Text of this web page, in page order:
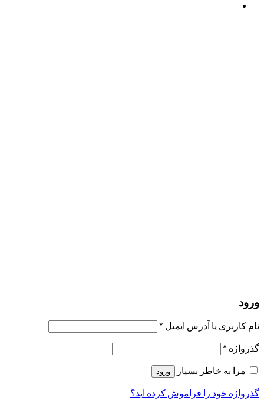
ورود
نام کاربری یا آدرس ایمیل *
گذرواژه *
مرا به خاطر بسپار
ورود
گذرواژه خود را فراموش کرده اید؟